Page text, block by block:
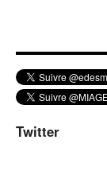
Twitter